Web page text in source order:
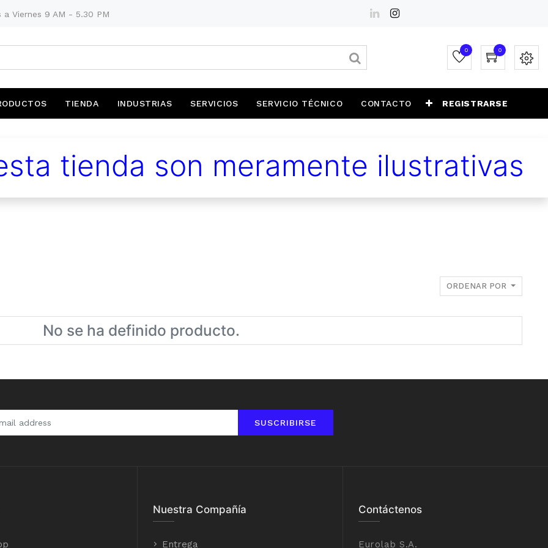
a Viernes 9 AM - 5.30 PM
0 0
TIENDA INDUSTRIAS SERVICIOS SERVICIO TÉCNICO CONTACTO REGISTRARSE
tienda son meramente ilustrativas
ORDENAR POR
No se ha definido producto.
SUSCRIBIRSE
Nuestra Compañía
Entrega
Contáctenos
Eurolab S.A.